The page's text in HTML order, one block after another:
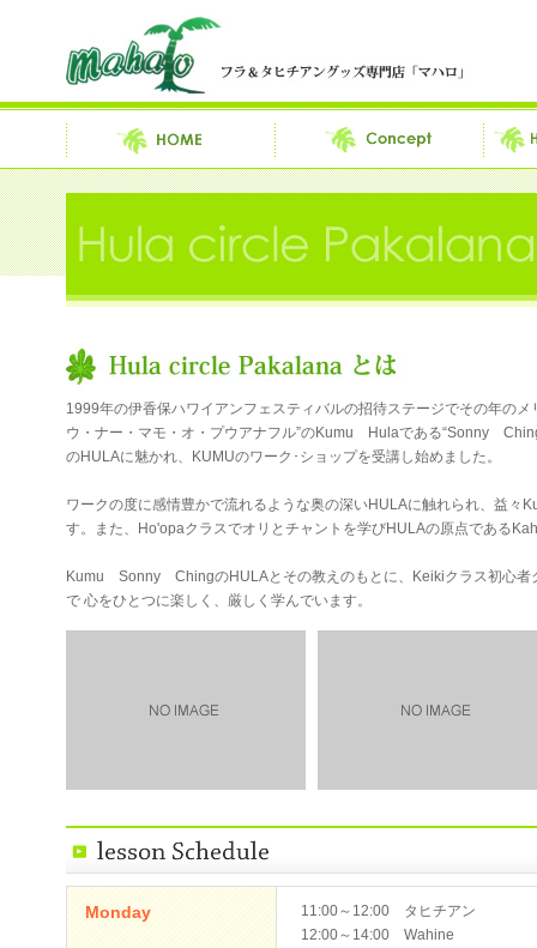
1999年の伊香保ハワイアンフェスティバルの招待ステージでその年の
ウ・ナー・マモ・オ・プウアナフル”のKumu Hulaである“Sonny
のHULAに魅かれ、KUMUのワーク･ショップを受講し始めました。
ワークの度に感情豊かで流れるような奥の深いHULAに触れられ、益々
す。また、Ho'opaクラスでオリとチャントを学びHULAの原点である
Kumu Sonny ChingのHULAとその教えのもとに、Keikiクラス初心者
で 心をひとつに楽しく、厳しく学んでいます。
Monday
11:00～12:00 タヒチアン
12:00～14:00 Wahine